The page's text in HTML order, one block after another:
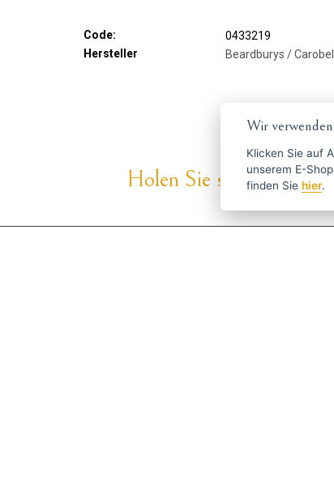
Code:
0433219
Hersteller
Beardburys /
Holen Sie sich die
Wir
Klicken Sie auf
unserem E-Shop zu erlauben. Weitere
finden Sie hier.